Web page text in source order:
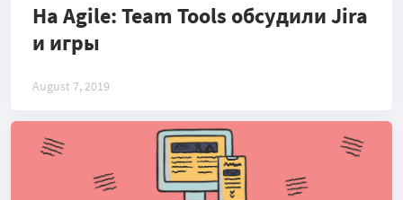
На Agile: Team Tools обсудили Jira
и игры
August 7, 2019